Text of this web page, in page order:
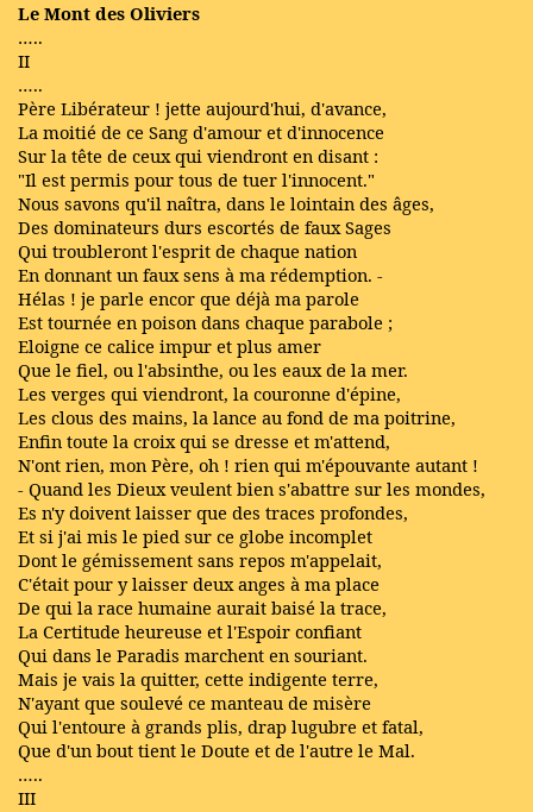
Le Mont des Oliviers
…..
II
…..
Père Libérateur ! jette aujourd'hui, d'avance,
La moitié de ce Sang d'amour et d'innocence
Sur la tête de ceux qui viendront en disant :
"Il est permis pour tous de tuer l'innocent."
Nous savons qu'il naîtra, dans le lointain des âges,
Des dominateurs durs escortés de faux Sages
Qui troubleront l'esprit de chaque nation
En donnant un faux sens à ma rédemption. -
Hélas ! je parle encor que déjà ma parole
Est tournée en poison dans chaque parabole ;
Eloigne ce calice impur et plus amer
Que le fiel, ou l'absinthe, ou les eaux de la mer.
Les verges qui viendront, la couronne d'épine,
Les clous des mains, la lance au fond de ma poitrine,
Enfin toute la croix qui se dresse et m'attend,
N'ont rien, mon Père, oh ! rien qui m'épouvante autant !
- Quand les Dieux veulent bien s'abattre sur les mondes,
Es n'y doivent laisser que des traces profondes,
Et si j'ai mis le pied sur ce globe incomplet
Dont le gémissement sans repos m'appelait,
C'était pour y laisser deux anges à ma place
De qui la race humaine aurait baisé la trace,
La Certitude heureuse et l'Espoir confiant
Qui dans le Paradis marchent en souriant.
Mais je vais la quitter, cette indigente terre,
N'ayant que soulevé ce manteau de misère
Qui l'entoure à grands plis, drap lugubre et fatal,
Que d'un bout tient le Doute et de l'autre le Mal.
…..
III